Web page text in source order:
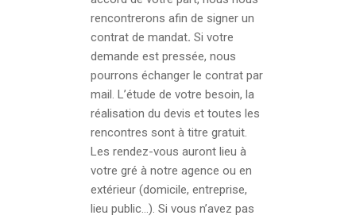
rencontrerons afin de signer un
contrat de mandat. Si votre
demande est pressée, nous
pourrons échanger le contrat par
mail. L’étude de votre besoin, la
réalisation du devis et toutes les
rencontres sont à titre gratuit.
Les rendez-vous auront lieu à
votre gré à notre agence ou en
extérieur (domicile, entreprise,
lieu public…). Si vous n’avez pas